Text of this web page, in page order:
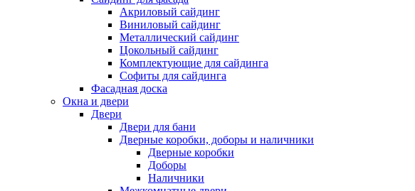
Акриловый сайдинг
Виниловый сайдинг
Металлический сайдинг
Цокольный сайдинг
Комплектующие для сайдинга
Софиты для сайдинга
Фасадная доска
Окна и двери
Двери
Двери для бани
Дверные коробки, доборы и наличники
Дверные коробки
Доборы
Наличники